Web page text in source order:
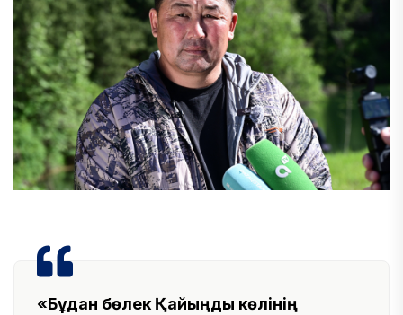
«Бұдан бөлек Қайыңды көлінің